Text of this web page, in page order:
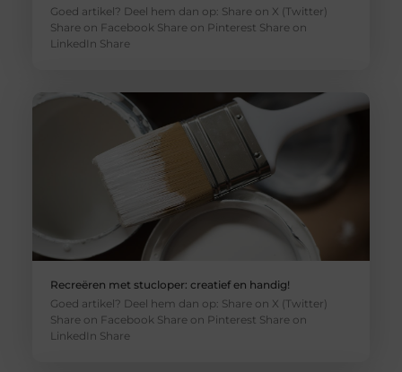
Goed artikel? Deel hem dan op: Share on X (Twitter)
Share on Facebook Share on Pinterest Share on
LinkedIn Share
Recreëren met stucloper: creatief en handig!
Goed artikel? Deel hem dan op: Share on X (Twitter)
Share on Facebook Share on Pinterest Share on
LinkedIn Share